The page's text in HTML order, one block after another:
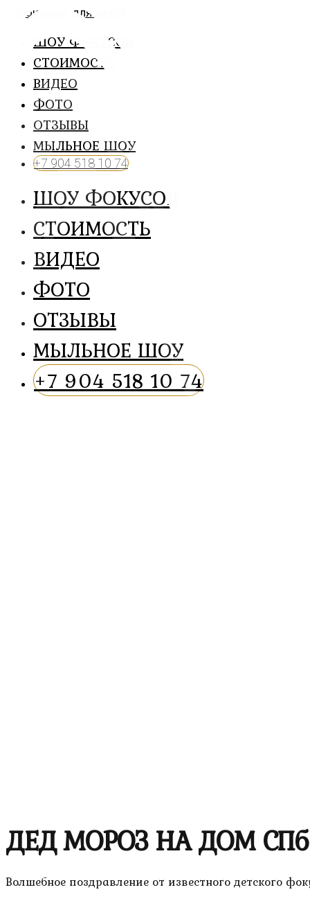
ШОУ ФОКУСОВ
СТОИМОСТЬ
ВИДЕО
ФОТО
ОТЗЫВЫ
МЫЛЬНОЕ ШОУ
+7 904 518 10 74
ШОУ ФОКУСОВ
СТОИМОСТЬ
ВИДЕО
ФОТО
ОТЗЫВЫ
МЫЛЬНОЕ ШОУ
+7 904 518 10 74
ДЕД МОРОЗ НА ДОМ СПб
Волшебное поздравление от известного детского